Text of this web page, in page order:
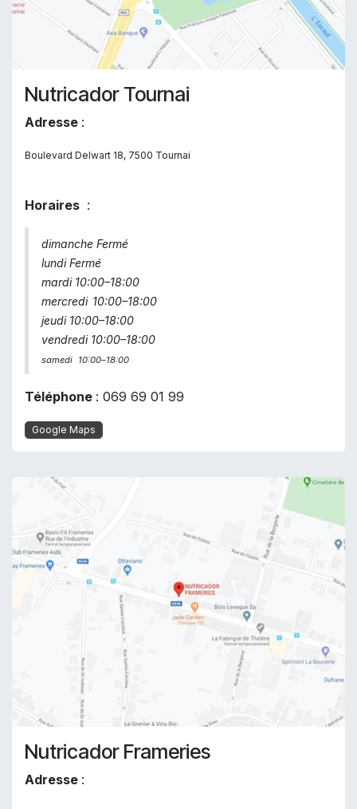
Nutricador Tournai
Adresse :
Boulevard Delwart 18, 7500 Tournai
Horaires :
dimanche Fermé
lundi Fermé
mardi 10:00–18:00
mercredi 10:00–18:00
jeudi 10:00–18:00
vendredi 10:00–18:00
samedi 10:00–18:00
Téléphone : 069 69 01 99
Google Maps
Nutricador Frameries
Adresse :